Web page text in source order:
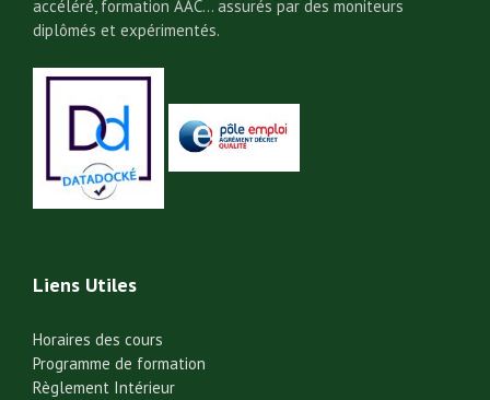
accéléré, formation AAC… assurés par des moniteurs
diplômés et expérimentés.
Liens Utiles
Horaires des cours
Programme de formation
Règlement Intérieur